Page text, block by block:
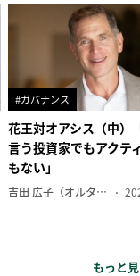
#ガバナンス
花王対オアシス（中）
言う投資家でもアクテ
もない」
吉田 広子（オルタナ輪番編集長）
もっと